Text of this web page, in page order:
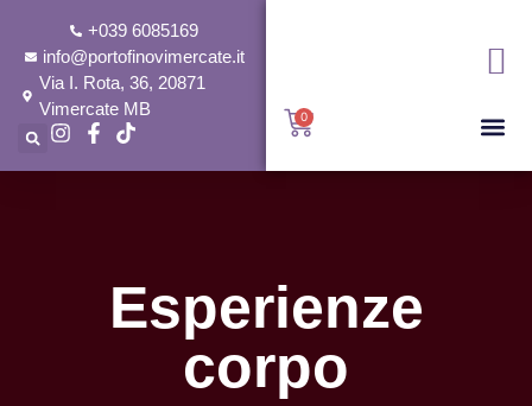
+039 6085169
info@portofinovimercate.it
Via I. Rota, 36, 20871
Vimercate MB
0
Esperienze
corpo